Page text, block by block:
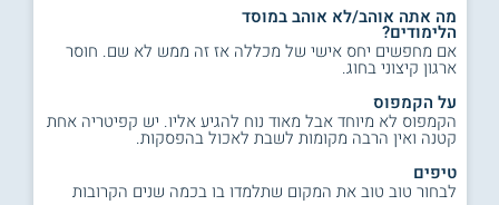
מה אתה אוהב/לא אוהב במוסד
הלימודים?
אם מחפשים יחס אישי של מכללה אז זה ממש לא שם. חוסר
ארגון קיצוני בחוג.
על הקמפוס
הקמפוס לא מיוחד אבל מאוד נוח להגיע אליו. יש קפיטריה אחת
קטנה ואין הרבה מקומות לשבת לאכול בהפסקות.
טיפים
לבחור טוב טוב את המקום שתלמדו בו בכמה שנים הקרובות